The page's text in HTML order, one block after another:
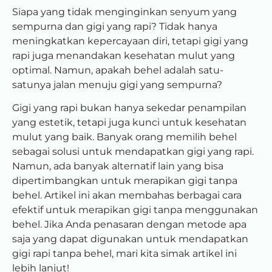
Siapa yang tidak menginginkan senyum yang
sempurna dan gigi yang rapi? Tidak hanya
meningkatkan kepercayaan diri, tetapi gigi yang
rapi juga menandakan kesehatan mulut yang
optimal. Namun, apakah behel adalah satu-
satunya jalan menuju gigi yang sempurna?
Gigi yang rapi bukan hanya sekedar penampilan
yang estetik, tetapi juga kunci untuk kesehatan
mulut yang baik. Banyak orang memilih behel
sebagai solusi untuk mendapatkan gigi yang rapi.
Namun, ada banyak alternatif lain yang bisa
dipertimbangkan untuk merapikan gigi tanpa
behel. Artikel ini akan membahas berbagai cara
efektif untuk merapikan gigi tanpa menggunakan
behel. Jika Anda penasaran dengan metode apa
saja yang dapat digunakan untuk mendapatkan
gigi rapi tanpa behel, mari kita simak artikel ini
lebih lanjut!